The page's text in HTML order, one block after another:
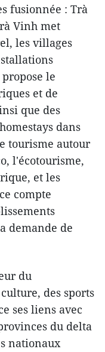
fusionnée : Trà
Vinh met
les villages
le
et de
que des
dans
tourisme autour
l'écotourisme,
et les
compte
demande de
du
des sports
ses liens avec
du delta
nationaux